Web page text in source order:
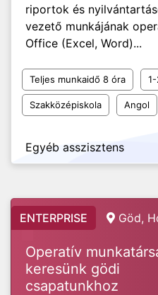
riportok és
vezető munkájának
Office (Excel, Word)...
Teljes munkaidő 8 óra
Szakközépiskola Angol
Egyéb asszisztens
ENTERPRISE Göd,
Operatív
keresünk gödi
csapatunkhoz